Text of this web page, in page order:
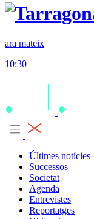
ara mateix
10:30
Últimes notícies
Successos
Societat
Agenda
Entrevistes
Reportatges